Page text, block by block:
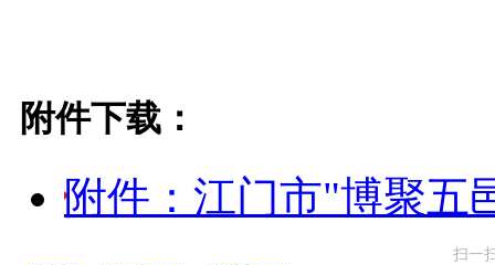
附件下载：
附件：江门市"博聚五
扫一